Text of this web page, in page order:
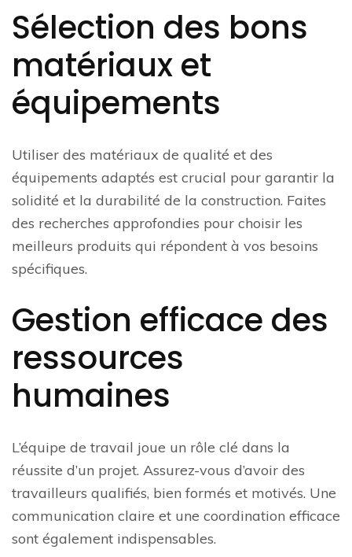
Sélection des bons
matériaux et
équipements
Utiliser des matériaux de qualité et des
équipements adaptés est crucial pour garantir la
solidité et la durabilité de la construction. Faites
des recherches approfondies pour choisir les
meilleurs produits qui répondent à vos besoins
spécifiques.
Gestion efficace des
ressources
humaines
L’équipe de travail joue un rôle clé dans la
réussite d’un projet. Assurez-vous d’avoir des
travailleurs qualifiés, bien formés et motivés. Une
communication claire et une coordination efficace
sont également indispensables.